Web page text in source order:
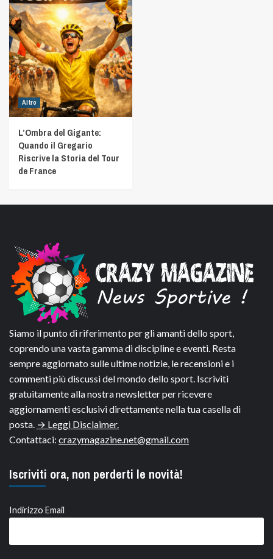
Altro
L’Ombra del Gigante:
Quando il Gregario
Riscrive la Storia del Tour
de France
Siamo il punto di riferimento per gli amanti dello sport,
coprendo una vasta gamma di discipline e eventi. Resta
sempre aggiornato sulle ultime notizie, le recensioni e i
commenti più discussi del mondo dello sport. Iscriviti
gratuitamente alla nostra newsletter per ricevere
aggiornamenti esclusivi direttamente nella tua casella di
posta. → Leggi Disclaimer.
Contattaci: crazymagazine.net@gmail.com
Iscriviti ora, non perderti le novità!
Indirizzo Email